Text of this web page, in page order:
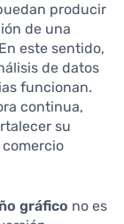
producir
de una
este sentido,
de datos
funcionan.
continua,
su
gráfico no es